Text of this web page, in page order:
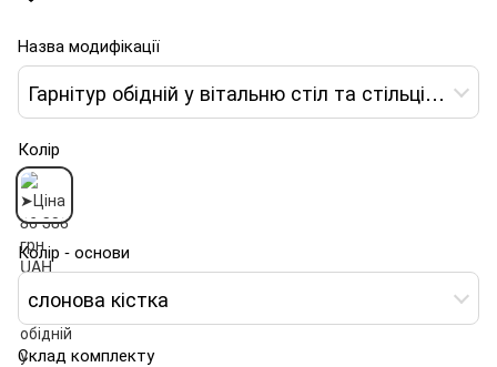
Назва модифікації
Гарнітур обідній у вітальню стіл та стільці Роджер 1+8 200х100+40+40
Колір
Колір - основи
слонова кістка
Склад комплекту